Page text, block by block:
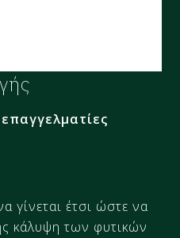
γίνεται έτσι ώστε να
κάλυψη των φυτικών